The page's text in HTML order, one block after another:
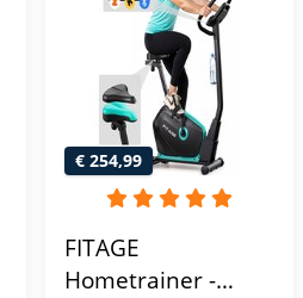
€ 254,99
FITAGE
Hometrainer -